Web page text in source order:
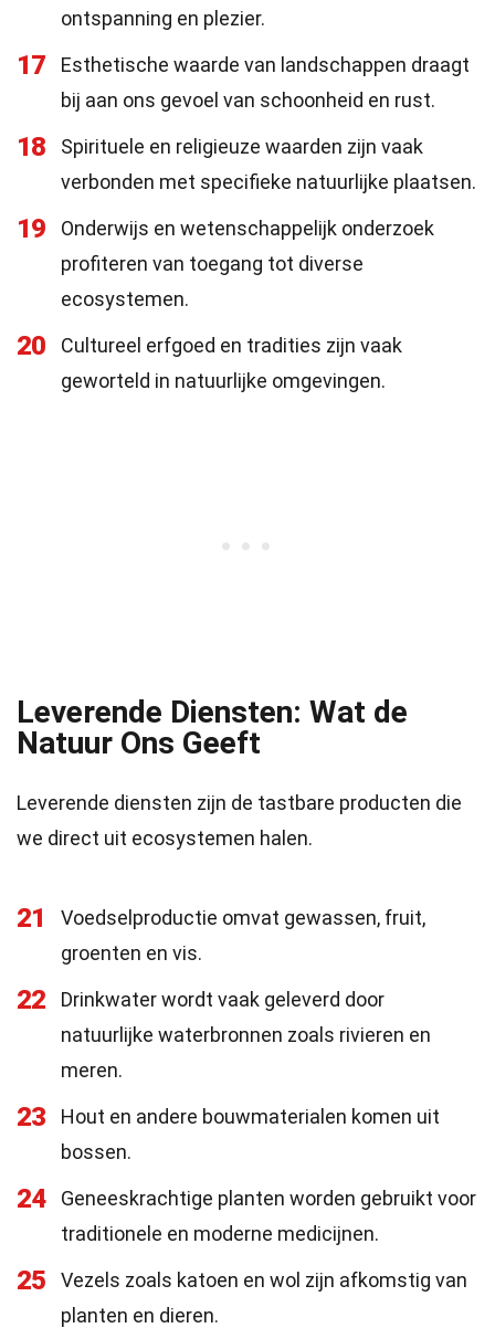
ontspanning en plezier.
17
Esthetische waarde van landschappen draagt
bij aan ons gevoel van schoonheid en rust.
18
Spirituele en religieuze waarden zijn vaak
verbonden met specifieke natuurlijke plaatsen.
19
Onderwijs en wetenschappelijk onderzoek
profiteren van toegang tot diverse
ecosystemen.
20
Cultureel erfgoed en tradities zijn vaak
geworteld in natuurlijke omgevingen.
Leverende Diensten: Wat de
Natuur Ons Geeft
Leverende diensten zijn de tastbare producten die
we direct uit ecosystemen halen.
21
Voedselproductie omvat gewassen, fruit,
groenten en vis.
22
Drinkwater wordt vaak geleverd door
natuurlijke waterbronnen zoals rivieren en
meren.
23
Hout en andere bouwmaterialen komen uit
bossen.
24
Geneeskrachtige planten worden gebruikt voor
traditionele en moderne medicijnen.
25
Vezels zoals katoen en wol zijn afkomstig van
planten en dieren.